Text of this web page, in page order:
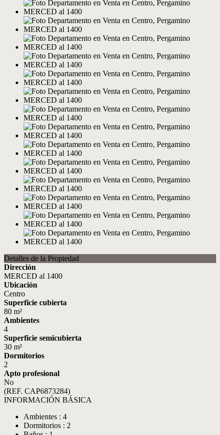
Detalles de la Propiedad
Dirección
MERCED al 1400
Ubicación
Centro
Superficie cubierta
80 m²
Ambientes
4
Superficie semicubierta
30 m²
Dormitorios
2
Apto profesional
No
(REF. CAP6873284)
INFORMACIÓN BÁSICA
Ambientes : 4
Dormitorios : 2